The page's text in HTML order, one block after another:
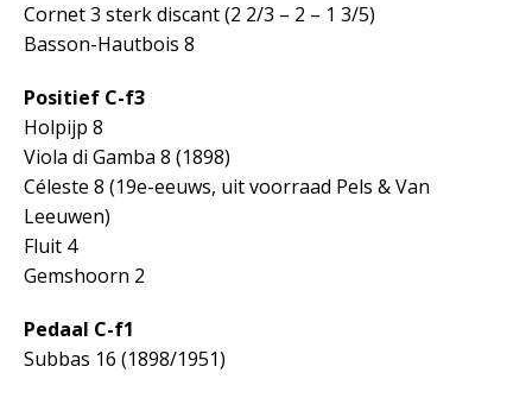
Cornet 3 sterk discant (2 2/3 – 2 – 1 3/5)
Basson-Hautbois 8
Positief C-f3
Holpijp 8
Viola di Gamba 8 (1898)
Céleste 8 (19e-eeuws, uit voorraad Pels & Van
Leeuwen)
Fluit 4
Gemshoorn 2
Pedaal C-f1
Subbas 16 (1898/1951)